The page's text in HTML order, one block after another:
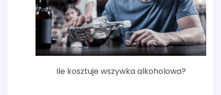
Ile kosztuje wszywka alkoholowa?